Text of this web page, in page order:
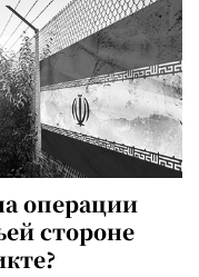
операции
стороне